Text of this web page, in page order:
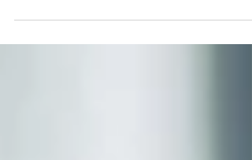
Para empresas que buscam alcançar o sucesso e
crucial. Ter uma gestão financeira...